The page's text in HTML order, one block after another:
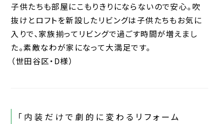
子供たちも部屋にこもりきりにならないので安心。吹
抜けとロフトを新設したリビングは子供たちもお気に
入りで、家族揃ってリビングで過ごす時間が増えまし
た。素敵なわが家になって大満足です。
（世田谷区・D様）
「内装だけで劇的に変わるリフォーム